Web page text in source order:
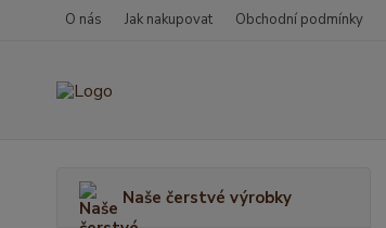
O nás Jak nakupovat Obchodní podmínky
Naše čerstvé výrobky